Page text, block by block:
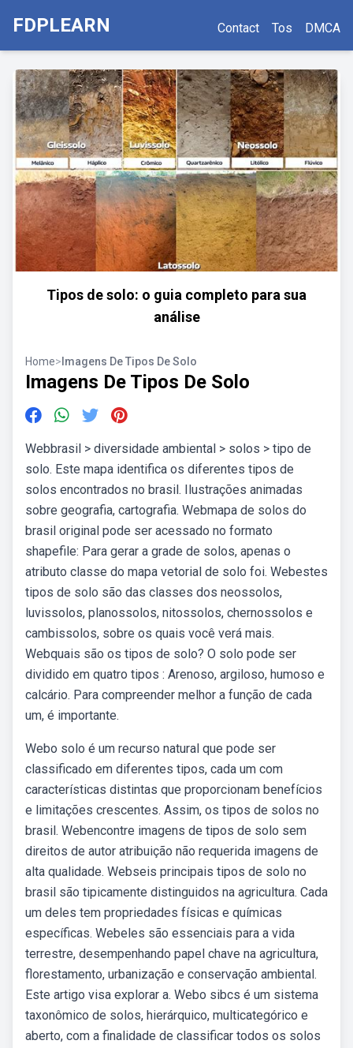
FDPLEARN Contact Tos DMCA
Tipos de solo: o guia completo para sua
análise
Home> Imagens De Tipos De Solo
Imagens De Tipos De Solo
Webbrasil > diversidade ambiental > solos > tipo de
solo. Este mapa identifica os diferentes tipos de
solos encontrados no brasil. Ilustrações animadas
sobre geografia, cartografia. Webmapa de solos do
brasil original pode ser acessado no formato
shapefile: Para gerar a grade de solos, apenas o
atributo classe do mapa vetorial de solo foi. Webestes
tipos de solo são das classes dos neossolos,
luvissolos, planossolos, nitossolos, chernossolos e
cambissolos, sobre os quais você verá mais.
Webquais são os tipos de solo? O solo pode ser
dividido em quatro tipos : Arenoso, argiloso, humoso e
calcário. Para compreender melhor a função de cada
um, é importante.
Webo solo é um recurso natural que pode ser
classificado em diferentes tipos, cada um com
características distintas que proporcionam benefícios
e limitações crescentes. Assim, os tipos de solos no
brasil. Webencontre imagens de tipos de solo sem
direitos de autor atribuição não requerida imagens de
alta qualidade. Webseis principais tipos de solo no
brasil são tipicamente distinguidos na agricultura. Cada
um deles tem propriedades físicas e químicas
específicas. Webeles são essenciais para a vida
terrestre, desempenhando papel chave na agricultura,
florestamento, urbanização e conservação ambiental.
Este artigo visa explorar a. Webo sibcs é um sistema
taxonômico de solos, hierárquico, multicategórico e
aberto, com a finalidade de classificar todos os solos